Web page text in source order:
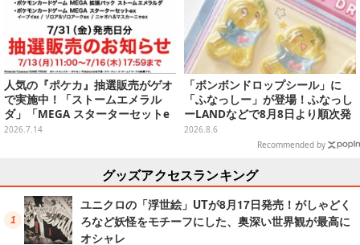
人気の『ポケカ』抽選販売がゲオ
で実施中！「ストームエメラル
ダ」「MEGA スターターセットe
x」各種の全4商品
2026.7.14
「ボンボンドロップシール」に
「ふなっしー」が登場！ふなっし
ーLANDなどで8月8日より順次発
売
2026.8.6
Recommended by
グッズアクセスランキング
ユニクロの「浮世絵」UTが8月17日発売！がしゃどく
ろなど妖怪をモチーフにした、奥深い世界観が最高に
オシャレ